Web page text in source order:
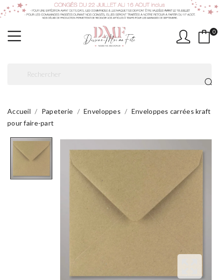
0
Accueil Papeterie Enveloppes
Enveloppes carrées kraft
pour faire-part